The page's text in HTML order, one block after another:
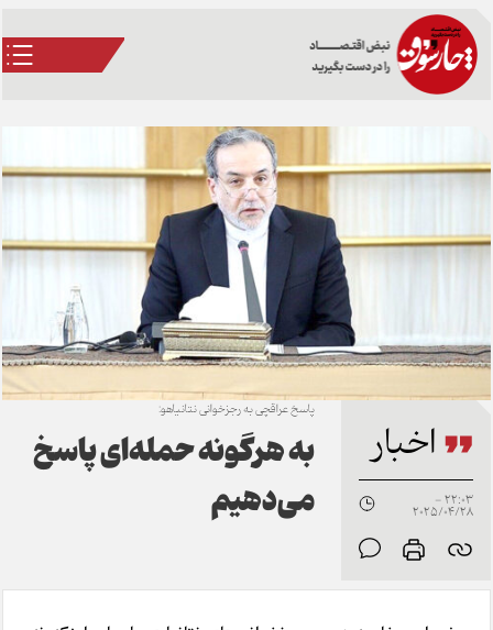
اخبار
22:03 -
2025/04/28
پاسخ عراقچی به رجزخوانی نتانیاهو:
به هرگونه حمله‌ای پاسخ
می‌دهیم